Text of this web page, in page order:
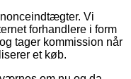
Vi
forhandlere i form
tager kommission når
et køb.